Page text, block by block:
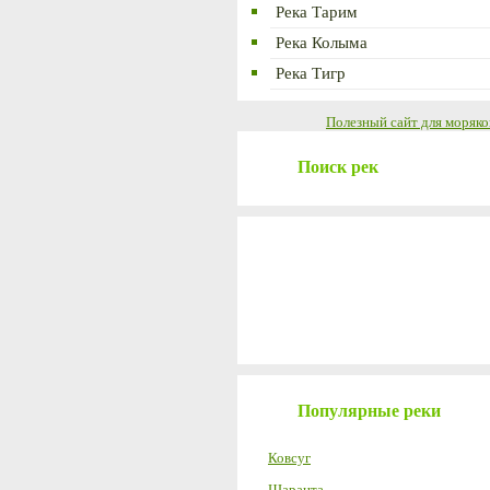
Река Тарим
Река Колыма
Река Тигр
Полезный сайт для
Поиск рек
Популярные реки
Ковсуг